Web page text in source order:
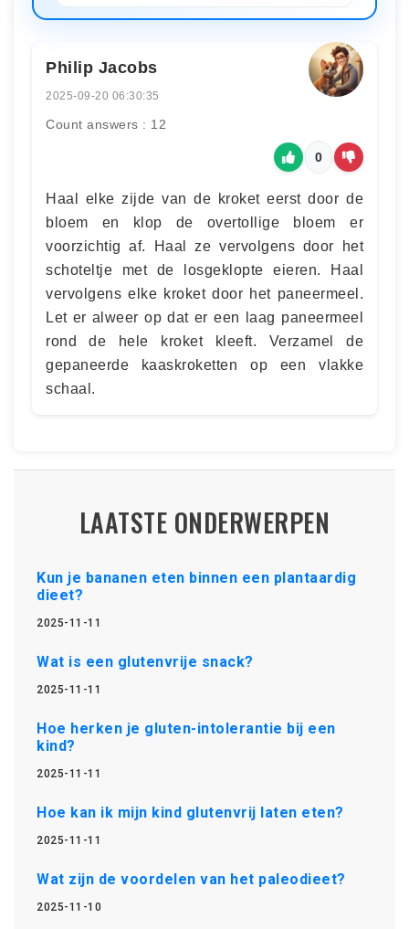
Philip Jacobs
2025-09-20 06:30:35
Count answers : 12
0
Haal elke zijde van de kroket eerst door de
bloem en klop de overtollige bloem er
voorzichtig af. Haal ze vervolgens door het
schoteltje met de losgeklopte eieren. Haal
vervolgens elke kroket door het paneermeel.
Let er alweer op dat er een laag paneermeel
rond de hele kroket kleeft. Verzamel de
gepaneerde kaaskroketten op een vlakke
schaal.
LAATSTE ONDERWERPEN
Kun je bananen eten binnen een plantaardig
dieet?
2025-11-11
Wat is een glutenvrije snack?
2025-11-11
Hoe herken je gluten-intolerantie bij een
kind?
2025-11-11
Hoe kan ik mijn kind glutenvrij laten eten?
2025-11-11
Wat zijn de voordelen van het paleodieet?
2025-11-10